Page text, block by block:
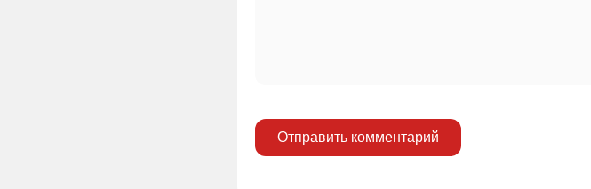
Отправить комментарий